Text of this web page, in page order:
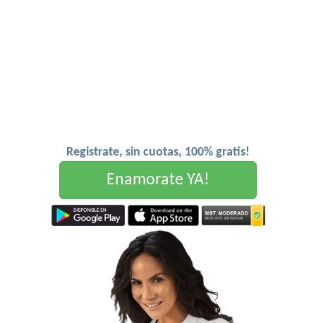
Registrate, sin cuotas, 100% gratis!
Enamorate YA!